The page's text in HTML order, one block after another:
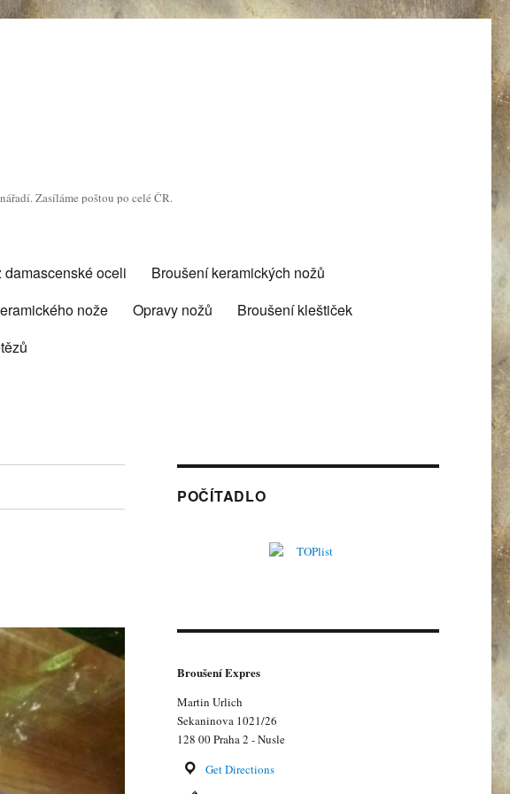
Zasíláme poštou po celé ČR.
damascenské oceli
Broušení keramických nožů
nože Opravy nožů
Broušení kleštiček
POČÍTADLO
Broušení Expres
Martin Urlich
Sekaninova 1021/26
128 00 Praha 2 - Nusle
Get Directions